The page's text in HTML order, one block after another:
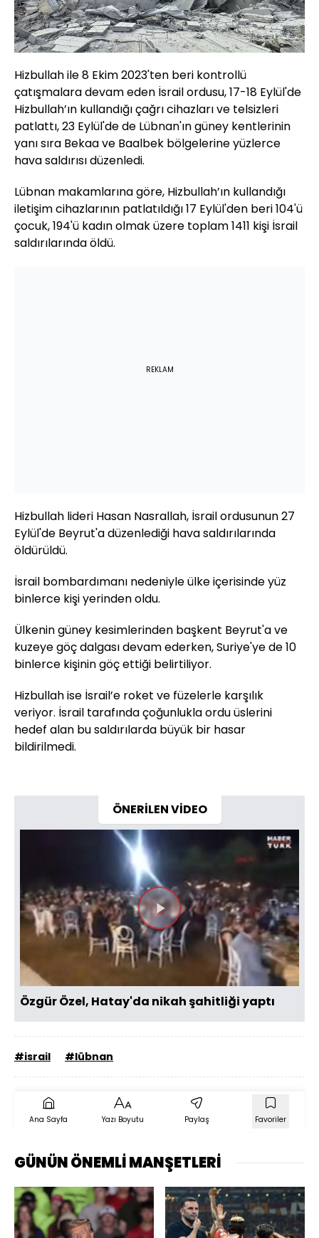
Hizbullah ile 8 Ekim 2023'ten beri kontrollü
çatışmalara devam eden İsrail ordusu, 17-18 Eylül'de
Hizbullah’ın kullandığı çağrı cihazları ve telsizleri
patlattı, 23 Eylül'de de Lübnan'ın güney kentlerinin
yanı sıra Bekaa ve Baalbek bölgelerine yüzlerce
hava saldırısı düzenledi.
Lübnan makamlarına göre, Hizbullah’ın kullandığı
iletişim cihazlarının patlatıldığı 17 Eylül'den beri 104'ü
çocuk, 194'ü kadın olmak üzere toplam 1411 kişi İsrail
saldırılarında öldü.
REKLAM
Hizbullah lideri Hasan Nasrallah, İsrail ordusunun 27
Eylül'de Beyrut'a düzenlediği hava saldırılarında
öldürüldü.
İsrail bombardımanı nedeniyle ülke içerisinde yüz
binlerce kişi yerinden oldu.
Ülkenin güney kesimlerinden başkent Beyrut'a ve
kuzeye göç dalgası devam ederken, Suriye'ye de 10
binlerce kişinin göç ettiği belirtiliyor.
Hizbullah ise İsrail’e roket ve füzelerle karşılık
veriyor. İsrail tarafında çoğunlukla ordu üslerini
hedef alan bu saldırılarda büyük bir hasar
bildirilmedi.
ÖNERİLEN VİDEO
Videoyu
Oynat
Özgür Özel, Hatay'da nikah şahitliği yaptı
#israil #lübnan
Ana Sayfa Yazı Boyutu Paylaş Favoriler
GÜNÜN ÖNEMLİ MANŞETLERİ